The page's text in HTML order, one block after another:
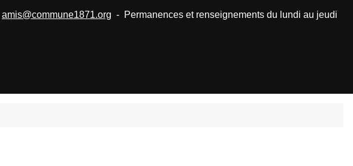
amis@commune1871.org - Permanences et renseignements du lundi au jeudi